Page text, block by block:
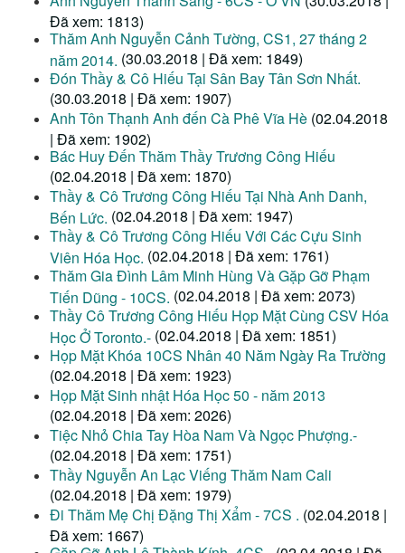
Đã xem: 1813)
Thăm Anh Nguyễn Cảnh Tường, CS1, 27 tháng 2
năm 2014. (30.03.2018 | Đã xem: 1849)
Đón Thầy & Cô Hiếu Tại Sân Bay Tân Sơn Nhất.
(30.03.2018 | Đã xem: 1907)
Anh Tôn Thạnh Anh đến Cà Phê Vĩa Hè (02.04.2018
| Đã xem: 1902)
Bác Huy Đến Thăm Thầy Trương Công Hiếu
(02.04.2018 | Đã xem: 1870)
Thầy & Cô Trương Công Hiếu Tại Nhà Anh Danh,
Bến Lức. (02.04.2018 | Đã xem: 1947)
Thầy & Cô Trương Công Hiếu Với Các Cựu Sinh
Viên Hóa Học. (02.04.2018 | Đã xem: 1761)
Thăm Gia Đình Lâm Minh Hùng Và Gặp Gỡ Phạm
Tiến Dũng - 10CS. (02.04.2018 | Đã xem: 2073)
Thầy Cô Trương Công Hiếu Họp Mặt Cùng CSV Hóa
Học Ở Toronto.- (02.04.2018 | Đã xem: 1851)
Họp Mặt Khóa 10CS Nhân 40 Năm Ngày Ra Trường
(02.04.2018 | Đã xem: 1923)
Họp Mặt Sinh nhật Hóa Học 50 - năm 2013
(02.04.2018 | Đã xem: 2026)
Tiệc Nhỏ Chia Tay Hòa Nam Và Ngọc Phượng.-
(02.04.2018 | Đã xem: 1751)
Thầy Nguyễn An Lạc Viếng Thăm Nam Cali
(02.04.2018 | Đã xem: 1979)
Đi Thăm Mẹ Chị Đặng Thị Xẩm - 7CS . (02.04.2018 |
Đã xem: 1667)